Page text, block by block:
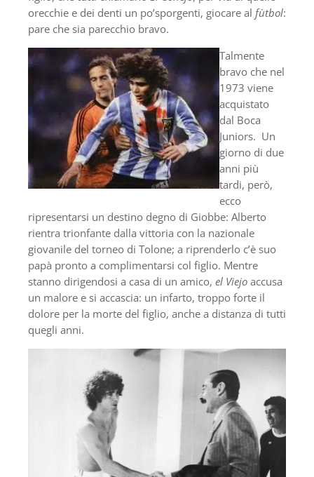
orecchie e dei denti un po’sporgenti, giocare al fùtbol:
pare che sia parecchio bravo.
Talmente
bravo che nel
1973 viene
acquistato
dal Boca
Juniors. Un
giorno di due
anni più
tardi, però,
ecco
ripresentarsi un destino degno di Giobbe: Alberto
rientra trionfante dalla vittoria con la nazionale
giovanile del torneo di Tolone; a riprenderlo c’è suo
papà pronto a complimentarsi col figlio. Mentre
stanno dirigendosi a casa di un amico, el Viejo accusa
un malore e si accascia: un infarto, troppo forte il
dolore per la morte del figlio, anche a distanza di tutti
quegli anni.